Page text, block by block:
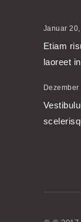
Januar
Etiam
laoreet
Dezember